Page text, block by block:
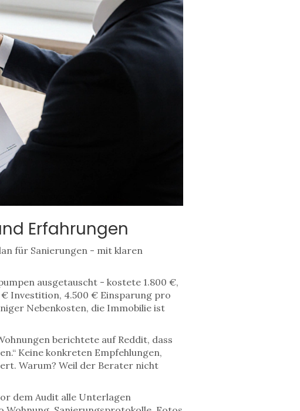
Erfahrungen
für Sanierungen - mit klaren
ausgetauscht - kostete 1.800 €,
Investition, 4.500 € Einsparung pro
Nebenkosten, die Immobilie ist
berichtete auf Reddit, dass
Keine konkreten Empfehlungen,
Warum? Weil der Berater nicht
dem Audit alle Unterlagen